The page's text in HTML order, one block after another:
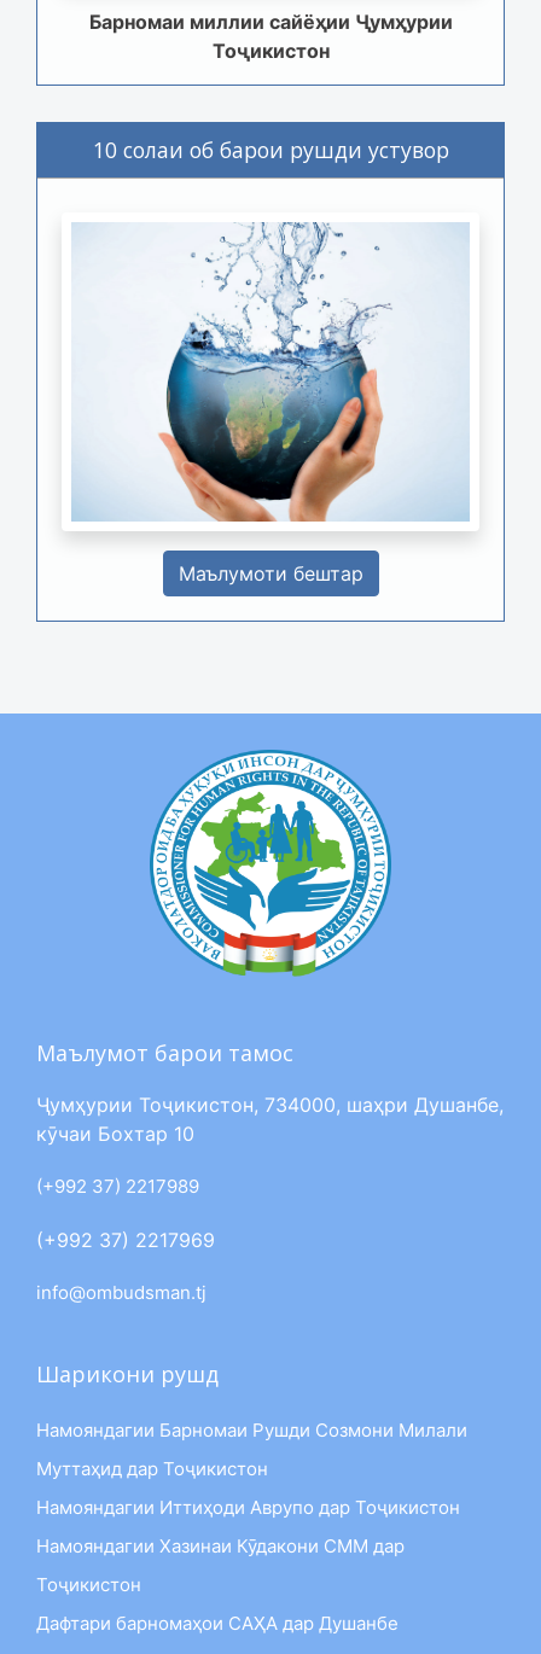
Барномаи миллии сайёҳии Ҷумҳурии
Тоҷикистон
10 солаи об барои рушди устувор
Маълумоти бештар
Маълумот барои тамос
Ҷумҳурии Тоҷикистон, 734000, шаҳри Душанбе,
кӯчаи Бохтар 10
(+992 37) 2217989
(+992 37) 2217969
info@ombudsman.tj
Шарикони рушд
Намояндагии Барномаи Рушди Созмони Милали
Муттаҳид дар Тоҷикистон
Намояндагии Иттиҳоди Аврупо дар Тоҷикистон
Намояндагии Хазинаи Кӯдакони СММ дар
Тоҷикистон
Дафтари барномаҳои САҲА дар Душанбе